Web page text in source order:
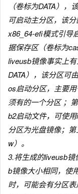
（卷标为DATA）
可启动主分区，该
x86_64-efi模式引导
据保存区（卷标为
liveusb镜像事实上
DATA），该分区可
os启动分区，主要
须有的一个分区 ；
b2启动文件，可使
分区为光盘镜像；
w）。
3.将生成的liveusb
b镜像大小相同，使
时，可能会有分区